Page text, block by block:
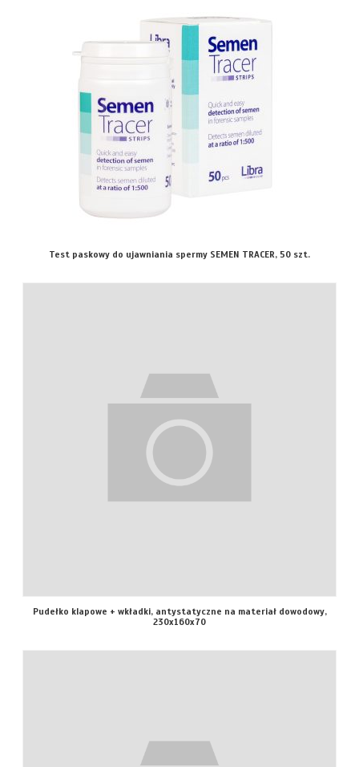
Test paskowy do ujawniania spermy SEMEN TRACER, 50 szt.
Pudełko klapowe + wkładki, antystatyczne na materiał dowodowy,
230x160x70